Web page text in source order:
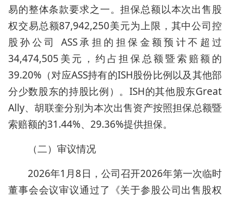
易的整体条款要求之一。担保总额以本次出售股
权交易总额87,942,250美元为上限，其中公司控
股孙公司 ASS承担的担保金额预计不超过
34,474,505美元，约占担保总额暨索赔额的
39.20%（对应ASS持有的ISH股份比例以及其他部
分少数股东的持股比例）。ISH的其他股东Great
Ally、胡联奎分别为本次出售资产按照担保总额暨
索赔额的31.44%、29.36%提供担保。
（二）审议情况
2026年1月8日，公司召开2026年第一次临时
董事会会议审议通过了《关于参股公司出售股权